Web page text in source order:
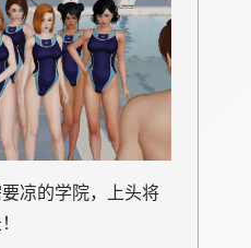
凉的学院，上头将